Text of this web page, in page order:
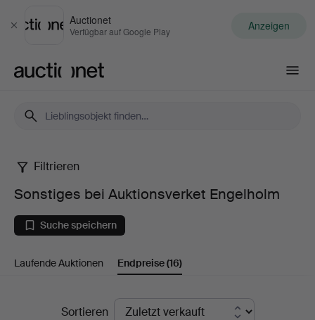
Schließen
Auctionet
Verfügbar auf Google Play Anzeigen
Sonstiges
bei
Auktionsverket
Engelholm
Filtrieren
Sonstiges bei Auktionsverket Engelholm
Suche speichern
Laufende Auktionen Endpreise(16)
EndpreiseSortieren